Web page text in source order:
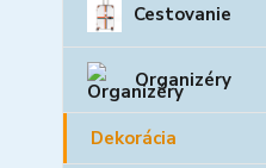
Cestovanie
Organizéry
Dekorácia